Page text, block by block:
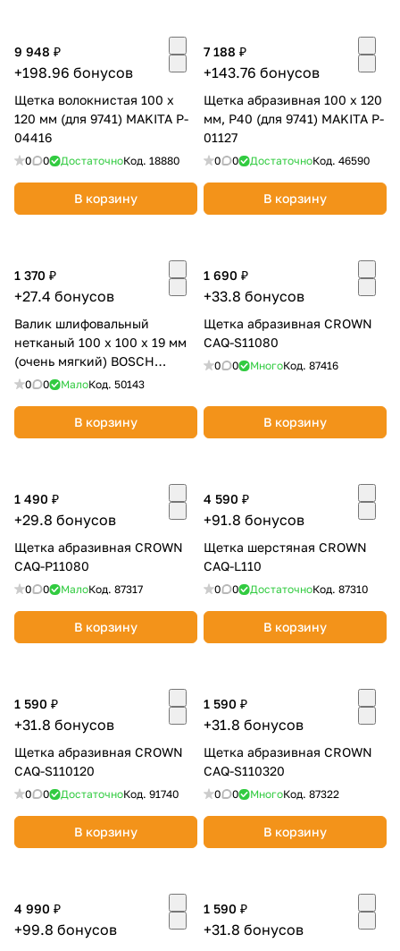
9 948 ₽
+198.96 бонусов
Щетка волокнистая 100 х
120 мм (для 9741) MAKITA P-
04416
0 0 ДостаточноКод. 18880
В корзину
7 188 ₽
+143.76 бонусов
Щетка абразивная 100 х 120
мм, P40 (для 9741) MAKITA P-
01127
0 0 ДостаточноКод. 46590
В корзину
1 370 ₽
+27.4 бонусов
Валик шлифовальный
нетканый 100 х 100 х 19 мм
(очень мягкий) BOSCH
2608000609
0 0 МалоКод. 50143
В корзину
1 690 ₽
+33.8 бонусов
Щетка абразивная CROWN
CAQ-S11080
0 0 МногоКод. 87416
В корзину
1 490 ₽
+29.8 бонусов
Щетка абразивная CROWN
CAQ-P11080
0 0 МалоКод. 87317
В корзину
4 590 ₽
+91.8 бонусов
Щетка шерстяная CROWN
CAQ-L110
0 0 ДостаточноКод. 87310
В корзину
1 590 ₽
+31.8 бонусов
Щетка абразивная CROWN
CAQ-S110120
0 0 ДостаточноКод. 91740
В корзину
1 590 ₽
+31.8 бонусов
Щетка абразивная CROWN
CAQ-S110320
0 0 МногоКод. 87322
В корзину
4 990 ₽
+99.8 бонусов
1 590 ₽
+31.8 бонусов
раз в 2 недели